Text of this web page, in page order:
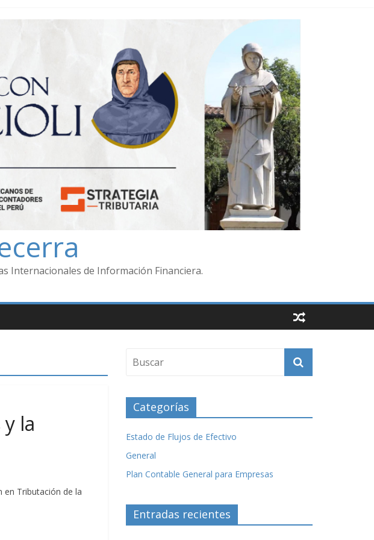
Internacionales de Información Financiera.
la
en Tributación de la
Categorías
Estado de Flujos de Efectivo
General
Plan Contable General para Empresas
Entradas recientes